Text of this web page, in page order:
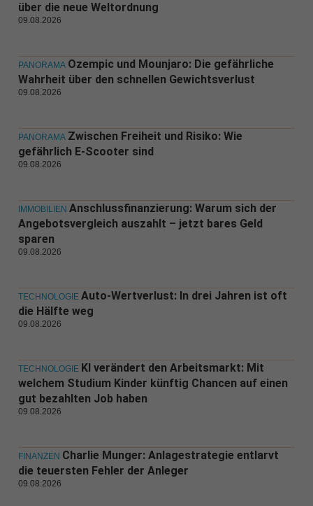
über die neue Weltordnung
09.08.2026
PANORAMA Ozempic und Mounjaro: Die gefährliche
Wahrheit über den schnellen Gewichtsverlust
09.08.2026
PANORAMA Zwischen Freiheit und Risiko: Wie
gefährlich E-Scooter sind
09.08.2026
IMMOBILIEN Anschlussfinanzierung: Warum sich der
Angebotsvergleich auszahlt – jetzt bares Geld
sparen
09.08.2026
TECHNOLOGIE Auto-Wertverlust: In drei Jahren ist oft
die Hälfte weg
09.08.2026
TECHNOLOGIE KI verändert den Arbeitsmarkt: Mit
welchem Studium Kinder künftig Chancen auf einen
gut bezahlten Job haben
09.08.2026
FINANZEN Charlie Munger: Anlagestrategie entlarvt
die teuersten Fehler der Anleger
09.08.2026